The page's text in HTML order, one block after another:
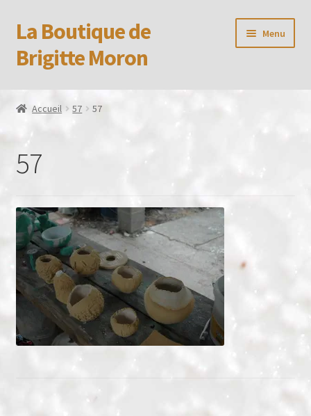
Aller
à
la
Aller
au
contenu
La Boutique de
Brigitte Moron
Menu
Accueil
Boutique
Confidentialité
Formulaire de réservation
Mon compte
Panier
Accueil 57 57
57